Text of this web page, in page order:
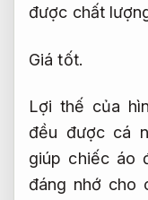
được chất
Giá tốt.
Lợi thế của
đều được cá
giúp chiếc áo
đáng nhớ